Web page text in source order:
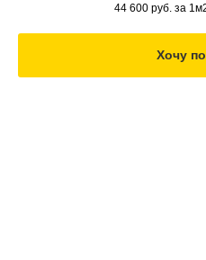
встроенный в нишу
44 600 руб. за
Хочу